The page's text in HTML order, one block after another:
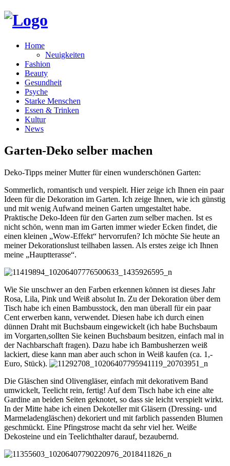
Home
Neuigkeiten
Fashion
Beauty
Gesundheit
Psyche
Starke Menschen
Essen & Trinken
Kultur
News
Garten-Deko selber machen
Deko-Tipps meiner Mutter für einen wunderschönen Garten:
Sommerlich, romantisch und verspielt. Hier zeige ich Ihnen ein paar
Ideen für die Dekoration im Garten. Ich zeige Ihnen, wie ich günstig
und mit wenig Aufwand meinen Garten umgestaltet habe.
Praktische Deko-Ideen für den Garten zum selber machen. Ist es
nicht schön, wenn man im Garten immer wieder Ecken findet, die
einen kleinen „Wow-Effekt“ hervorrufen? Ich möchte Sie heute an
meiner Dekorationslust teilhaben lassen. Als erstes zeige ich Ihnen
meine „Hauptterasse“.
Wie Sie unschwer an den Farben erkennen können ist dieses Jahr
Rosa, Lila, Pink und Weiß absolut In. Zu der Dekoration über dem
Tisch habe ich einen Bambusstock, den man überall für ein paar
Cent erwerben kann, verwendet. Diesen habe ich durch einen
dünnen Draht mit Buchsbaum eingewickelt (ich habe Buchsbaum
im Vorgarten,sollten Sie keinen Buchsbaum besitzen, einfach mal in
der Nachbarschaft fragen). Dazu habe ich Bambusherzen weiß
lackiert, diese kann man aber auch schon in Weiß kaufen (ca. 1,-
Euro, Stück).
Die Gläschen sind Olivengläser, einfach mit dekorativem Band
umwickelt, Teelicht rein, fertig! Auf dem Tisch habe ich eine alte
Gardine an beiden Seiten geknotet, so dass sie leicht verspielt wirkt.
In der Mitte habe ich einen Dekoteller mit Gläsern (Dressing- und
Marmeladengläschen) dekoriert und mit farblich passenden Blumen
geschmückt. Eine Pfingstrose macht da sehr viel her. Weiße
Dekosteine und ein Teelichthalter darauf, bezaubernd.